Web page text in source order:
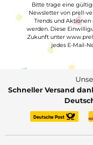
Bitte trage eine
Newsletter von prell-
Trends und
werden. Diese
Zukunft unter
jedes E-Mail-
Schneller Versand